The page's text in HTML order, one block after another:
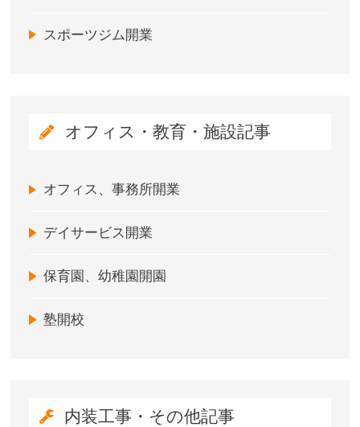
スポーツジム開業
オフィス・教育・施設記事
オフィス、事務所開業
デイサービス開業
保育園、幼稚園開園
塾開校
内装工事・その他記事